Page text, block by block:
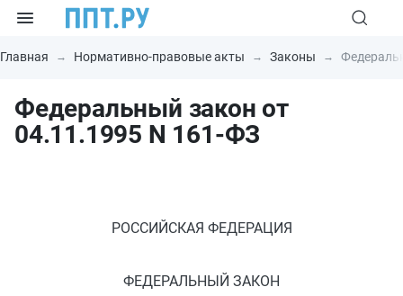
Главная Нормативно-правовые акты Законы
Федеральный закон от
04.11.1995 N 161-ФЗ
РОССИЙСКАЯ ФЕДЕРАЦИЯ
ФЕДЕРАЛЬНЫЙ ЗАКОН